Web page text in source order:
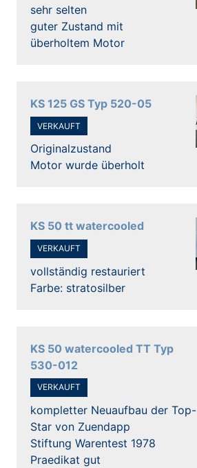
sehr selten
guter Zustand mit
überholtem Motor
KS 125 GS Typ 520-05
VERKAUFT
Originalzustand
Motor wurde überholt
KS 50 tt watercooled
VERKAUFT
vollständig restauriert
Farbe: stratosilber
KS 50 watercooled TT Typ
530-012
VERKAUFT
kompletter Neuaufbau der Top-
Star von Zuendapp
Stiftung Warentest 1978
Praedikat gut